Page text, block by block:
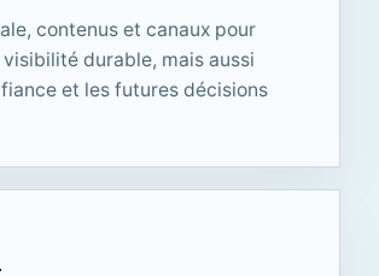
contenus et canaux pour
durable, mais aussi
et les futures décisions